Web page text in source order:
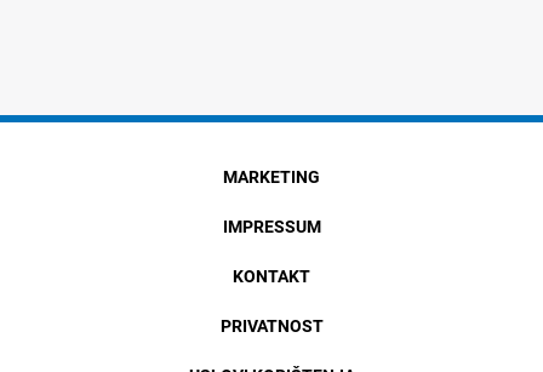
MARKETING
IMPRESSUM
KONTAKT
PRIVATNOST